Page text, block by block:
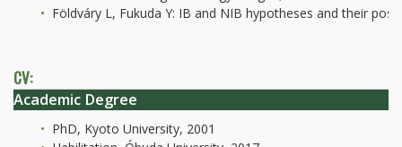
Földváry L, Fukuda Y: IB and NIB hypotheses and their
CV:
Academic Degree
PhD, Kyoto University, 2001